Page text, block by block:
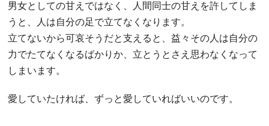
男女としての甘えではなく、人間同士の甘えを許してしま
うと、人は自分の足で立てなくなります。
立てないから可哀そうだと支えると、益々その人は自分の
力でたてなくなるばかりか、立とうとさえ思わなくなって
しまいます。
愛していたければ、ずっと愛していればいいのです。